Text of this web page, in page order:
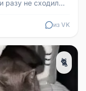
разу не сходил
из VK
🐈